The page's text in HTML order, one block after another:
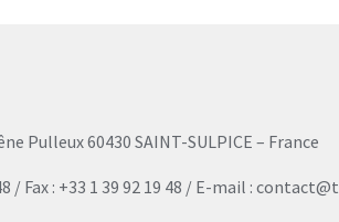
Pulleux 60430 SAINT-SULPICE – France
/ Fax : +33 1 39 92 19 48 / E-mail :